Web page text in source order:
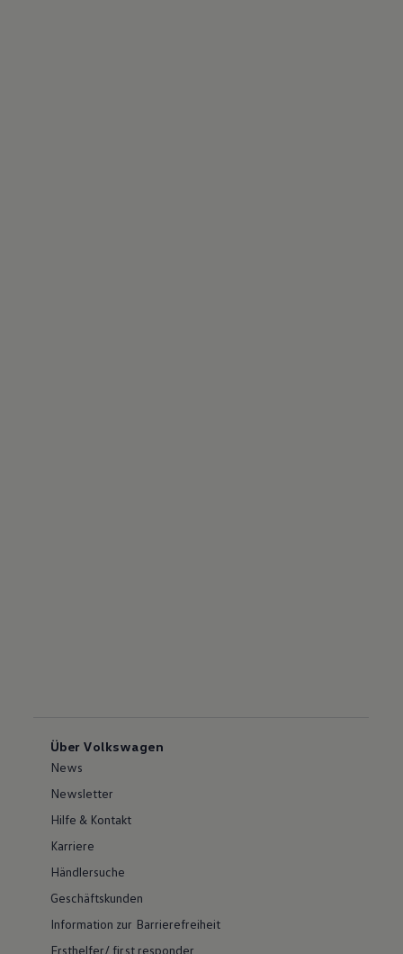
Über Volkswagen
News
Newsletter
Hilfe & Kontakt
Karriere
Händlersuche
Geschäftskunden
Information zur Barrierefreiheit
Ersthelfer/ first responder